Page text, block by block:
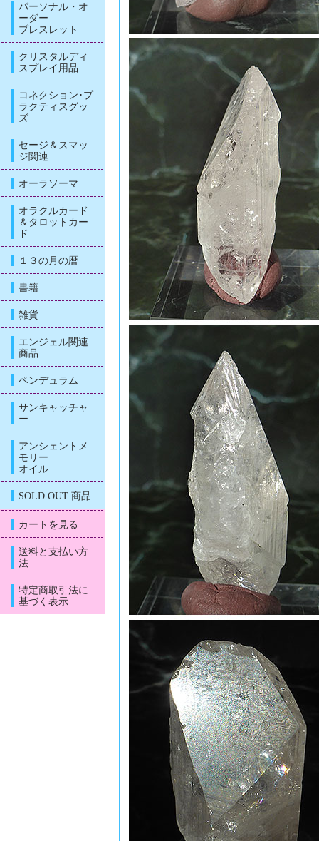
パーソナル・オ
ーダー
ブレスレット
クリスタルディ
スプレイ用品
コネクション･プ
ラクティスグッ
ズ
セージ＆スマッ
ジ関連
オーラソーマ
オラクルカード
＆タロットカー
ド
１３の月の暦
書籍
雑貨
エンジェル関連
商品
ペンデュラム
サンキャッチャ
ー
アンシェントメ
モリー
オイル
SOLD OUT 商品
カートを見る
送料と支払い方
法
特定商取引法に
基づく表示